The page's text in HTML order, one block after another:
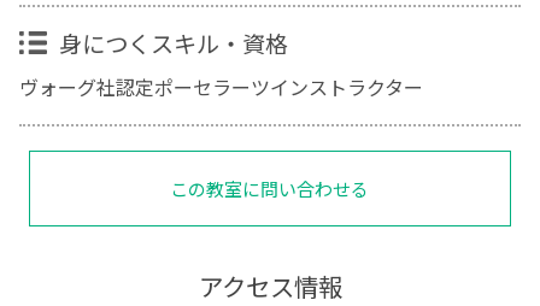
身につくスキル・資格
ヴォーグ社認定ポーセラーツインストラクター
この教室に問い合わせる
アクセス情報